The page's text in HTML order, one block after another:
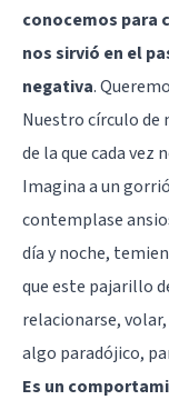
conocemos para
nos sirvió en el
negativa.
Nuestro círculo de
de la que cada vez
Imagina a un
contemplase
día y noche,
que este pajarillo
relacionarse,
algo paradójico,
Es un